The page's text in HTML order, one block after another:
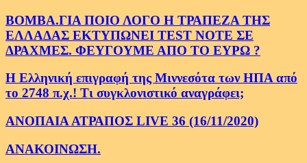
ΒΟΜΒΑ.ΓΙΑ ΠΟΙΟ ΛΟΓΟ Η ΤΡΑΠΕΖΑ ΤΗΣ
ΕΛΛΑΔΑΣ ΕΚΤΥΠΩΝΕΙ TEST NOTE ΣΕ
ΔΡΑΧΜΕΣ. ΦΕΥΓΟΥΜΕ ΑΠΟ ΤΟ ΕΥΡΩ ?
Η Ελληνική επιγραφή της Μιννεσότα των ΗΠΑ από
το 2748 π.χ.! Τι συγκλονιστικό αναγράφει;
ΑΝΟΠΑΙΑ ΑΤΡΑΠΟΣ LIVE 36 (16/11/2020)
ΑΝΑΚΟΙΝΩΣΗ.